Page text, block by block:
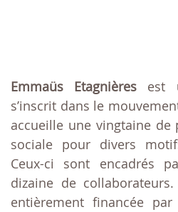
Emmaüs Etagnières est
s’inscrit dans le
accueille une vingtaine de
sociale pour divers
Ceux-ci sont encadrés
dizaine de
entièrement financée